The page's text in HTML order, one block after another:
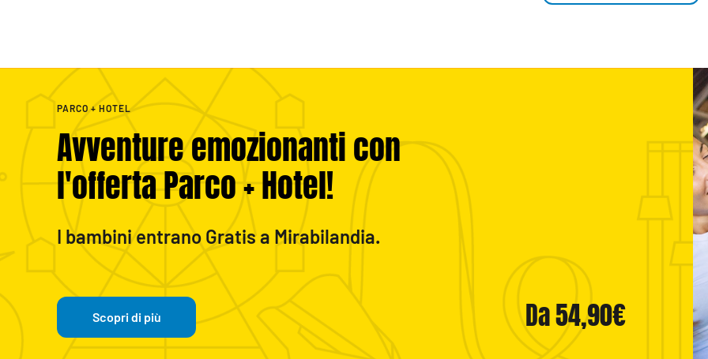
PARCO + HOTEL
Avventure emozionanti con
l'offerta Parco + Hotel!
I bambini entrano Gratis a Mirabilandia.
Scopri di più Da 54,90€